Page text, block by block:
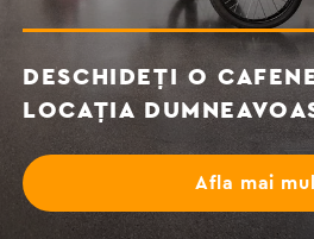
DESCHIDEȚI O
LOCAȚIA
Afla mai